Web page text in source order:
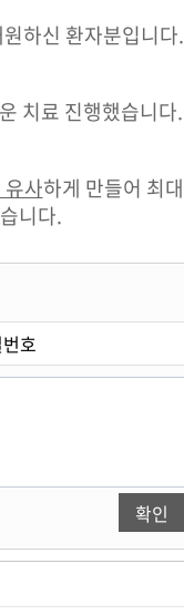
원하신 환자분입니
치료 진행했습니다.
사하게 만들어 최대
니다.